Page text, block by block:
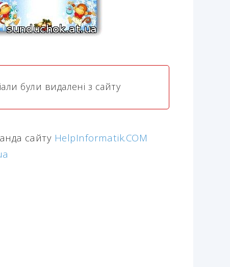
були видалені з сайту
сайту HelpInformatik.COM